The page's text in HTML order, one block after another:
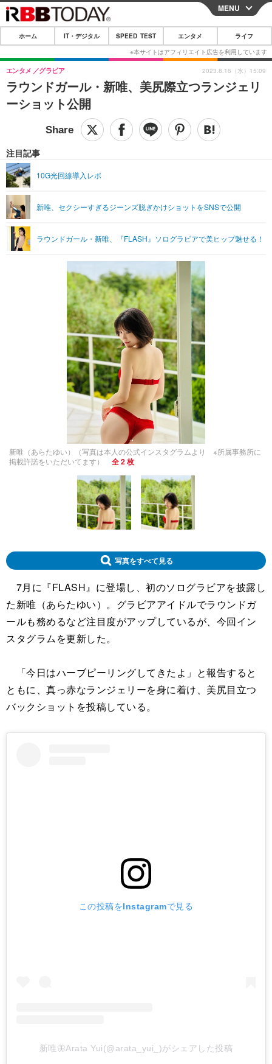
CLOSE
ホーム
IT・デジタル
IT・デジタルTOP スマートフォン
ショッピング その他
SPEED TEST
エンタメTOP 映画・ドラマ
グラビア ブログ
ショッピング その他
ライフTOP
リリース一覧
プッシュ通知の停止方法
MENU
ホーム IT・デジタル SPEED TEST エンタメ ライフ
ラウンドガール・新唯、美尻際立つランジェリ
ーショット公開
エンタメ グラビア
注目記事
10G光回線導入レポ
新唯、セクシーすぎるジーンズ脱ぎかけショットをSNSで公開
ラウンドガール・新唯、『FLASH』ソログラビアで美ヒップ魅せる！
2023.8.16（水）15:09
新唯（あらたゆい）（写真は本人の公式インスタグラムより ※所属事務所に
掲載許諾をいただいてます）
全 2 枚
写真をすべて見る
7月に『FLASH』に登場し、初のソログラビアを披露し
た新唯（あらたゆい）。グラビアアイドルでラウンドガ
ールも務めるなど注目度がアップしているが、今回イン
スタグラムを更新した。
「今日はハーブピーリングしてきたよ」と報告すると
ともに、真っ赤なランジェリーを身に着け、美尻目立つ
バックショットを投稿している。
この投稿をInstagramで見る
新唯🦋Arata Yui(@arata_yui_)がシェアした投稿